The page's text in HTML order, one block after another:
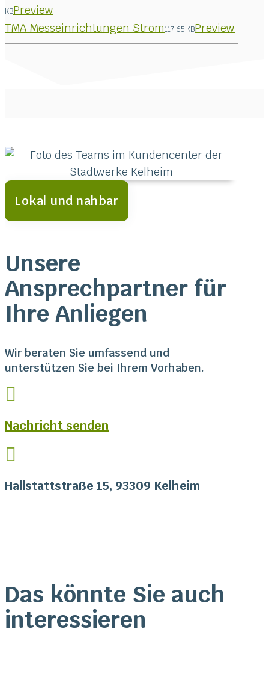
KBPreview
TMA Messeinrichtungen Strom117.65 KBPreview
Lokal und nahbar
Unsere
Ansprechpartner für
Ihre Anliegen
Wir beraten Sie umfassend und
unterstützen Sie bei Ihrem Vorhaben.

Nachricht senden

Hallstattstraße 15, 93309 Kelheim
Das könnte Sie auch
interessieren